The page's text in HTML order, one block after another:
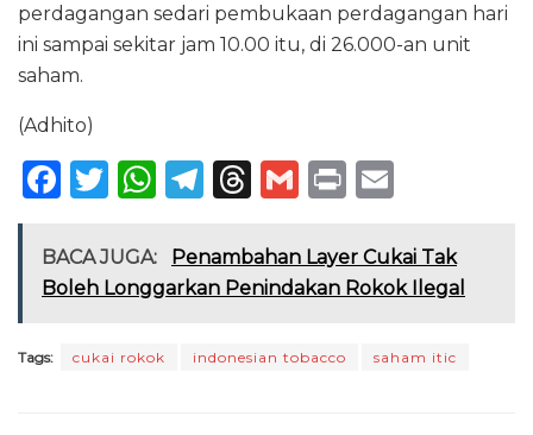
perdagangan sedari pembukaan perdagangan hari
ini sampai sekitar jam 10.00 itu, di 26.000-an unit
saham.
(Adhito)
F
c
e
o
T
it
te
W
a
ts
p
T
e
g
m
T
re
a
s
G
ai
l
P
n
t
ai
l
BACA JUGA:
Penambahan Layer Cukai Tak
Boleh Longgarkan Penindakan Rokok Ilegal
Tags: cukai rokok indonesian tobacco saham itic